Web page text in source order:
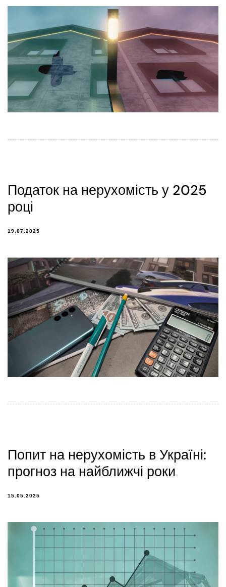
Податок на нерухомість у 2025
році
19.07.2025
Попит на нерухомість в Україні:
прогноз на найближчі роки
15.05.2025